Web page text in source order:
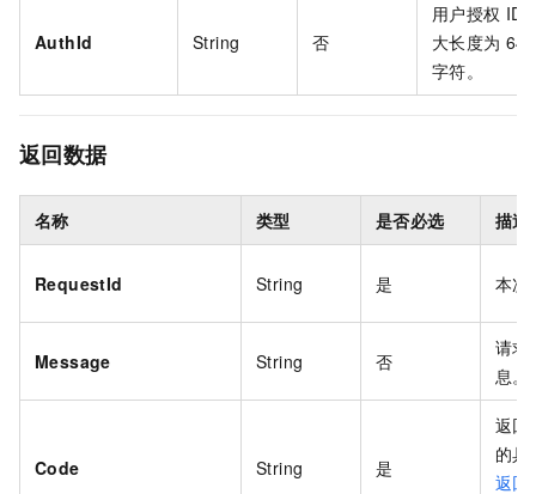
AuthId String 否
用户授权 ID
大长度为 64
字符。
​返回数据
名称 类型 是否必选 描述
RequestId String 是 本次
Message String 否
请求
息。
Code String 是
返回
的具
返回